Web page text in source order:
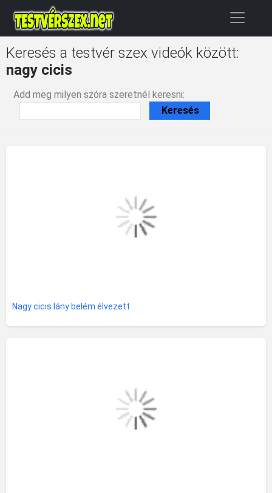
Keresés a testvér szex videók között:
nagy cicis
Add meg milyen szóra szeretnél keresni:
Nagy cicis lány belém élvezett